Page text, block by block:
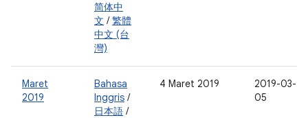
简体中
文 /繁體
中文 (台
灣)
Maret
2019
Bahasa
Inggris /
日本語 /
4 Maret 2019
2019-03-
05